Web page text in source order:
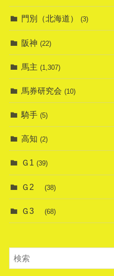
門別（北海道） (3)
阪神 (22)
馬主 (1,307)
馬券研究会 (10)
騎手 (5)
高知 (2)
Ｇ1 (39)
Ｇ2 (38)
Ｇ3 (68)